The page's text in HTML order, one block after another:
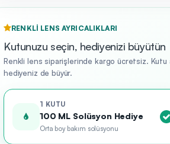
RENKLI LENS AYRICALIKLARI
Kutunuzu seçin, hediyenizi büyütün
Renkli lens siparişlerinde kargo ücretsiz. Kutu
hediyeniz de büyür.
1 KUTU
100 ML Solüsyon Hediye
Orta boy bakım solüsyonu